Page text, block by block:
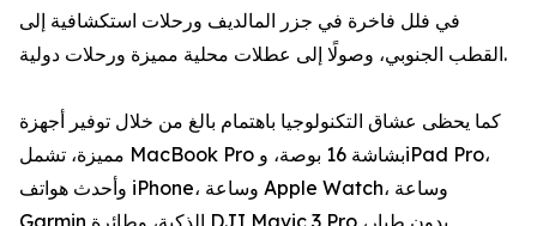
في فلل فاخرة في جزر المالديف ورحلات استكشافية إلى
القطب الجنوبي، وصولًا إلى عطلات محلية مميزة ورحلات دولية.
كما يحظى عشاق التكنولوجيا باهتمام بالغ من خلال توفير أجهزة
مميزة، تشمل MacBook Pro بشاشة 16 بوصة، وiPad Pro،
وأحدث هواتف iPhone، وساعة Apple Watch، وساعة
Garmin الذكية، وطائرة DJI Mavic 3 Pro بدون طيار،